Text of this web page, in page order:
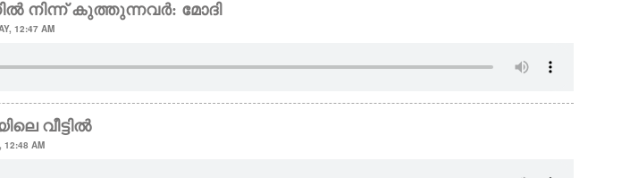
നിന്ന് കുത്തുന്നവർ: മോദി
12:47 AM
വീട്ടിൽ
12:48 AM